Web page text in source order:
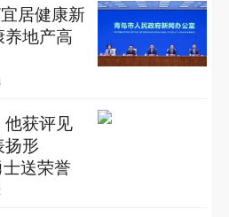
居健康新
地产高
获评见
扬形
送荣誉